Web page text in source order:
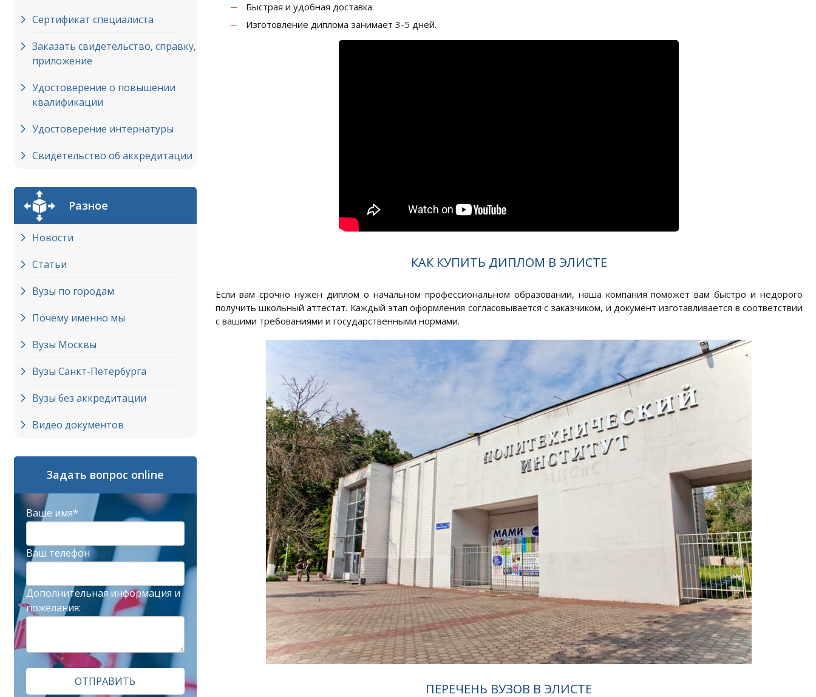
Сертификат специалиста
Заказать свидетельство, справку,
приложение
Удостоверение о повышении
квалификации
Удостоверение интернатуры
Свидетельство об аккредитации
Разное
Новости
Статьи
Вузы по городам
Почему именно мы
Вузы Москвы
Вузы Cанкт-Петербурга
Вузы без аккредитации
Видео документов
Задать вопрос online
Ваше имя*
Ваш телефон
Дополнительная информация и
пожелания:
ОТПРАВИТЬ
Быстрая и удобная доставка.
Изготовление диплома занимает 3-5 дней.
КАК КУПИТЬ ДИПЛОМ В ЭЛИСТЕ
Если вам срочно нужен диплом о начальном профессиональном образовании, наша компания поможет вам быстро и недорого
получить школьный аттестат. Каждый этап оформления согласовывается с заказчиком, и документ изготавливается в соответствии
с вашими требованиями и государственными нормами.
ПЕРЕЧЕНЬ ВУЗОВ В ЭЛИСТЕ